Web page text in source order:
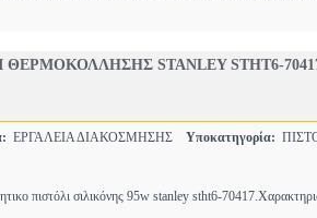
ΘΕΡΜΟΚΟΛΛΗΣΗΣ STANLEY STHT6-
ΕΡΓΑΛΕΙΑ ΔΙΑΚΟΣΜΗΣΗΣ Υποκατηγορία:
πιστόλι σιλικόνης 95w stanley stht6-